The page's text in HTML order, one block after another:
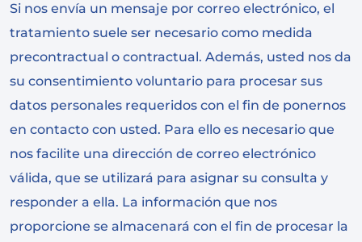
Si nos envía un mensaje por correo electrónico, el
tratamiento suele ser necesario como medida
precontractual o contractual. Además, usted nos da
su consentimiento voluntario para procesar sus
datos personales requeridos con el fin de ponernos
en contacto con usted. Para ello es necesario que
nos facilite una dirección de correo electrónico
válida, que se utilizará para asignar su consulta y
responder a ella. La información que nos
proporcione se almacenará con el fin de procesar la